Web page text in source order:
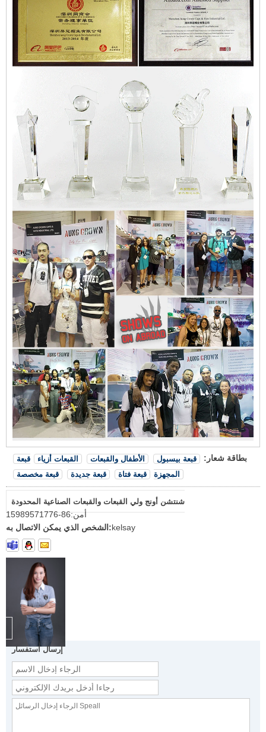
بطاقة شعار: قبعة بيسبول الأطفال والقبعات القبعات أزياء
قبعة
المجهزة
قبعة فتاة قبعة جديدة قبعة مخصصة
شنتشن أونج ولي القبعات والقبعات الصناعية المحدودة
أمن:86-15989571776
الشخص الذي يمكن الاتصال به:kelsay
إرسال استفسار